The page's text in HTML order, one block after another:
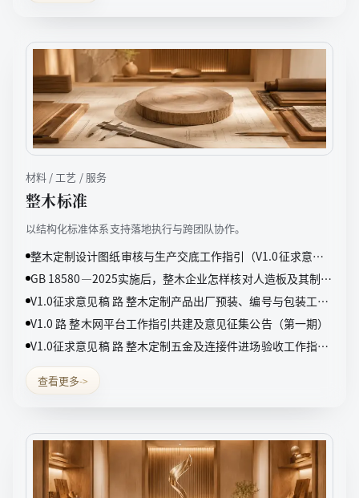
材料 / 工艺 / 服务
整木标准
以结构化标准体系支持落地执行与跨团队协作。
整木定制设计图纸审核与生产交底工作指引（V1.0征求意见
稿）
GB 18580—2025实施后，整木企业怎样核对人造板及其制品
甲醛检测报告
V1.0征求意见稿 路 整木定制产品出厂预装、编号与包装工作
指引（V1.0征求意见稿）
V1.0 路 整木网平台工作指引共建及意见征集公告（第一期）
V1.0征求意见稿 路 整木定制五金及连接件进场验收工作指引
查看更多->